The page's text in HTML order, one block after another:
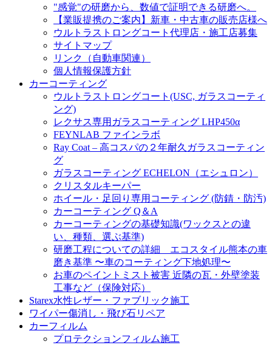
"感覚"の研磨から、数値で証明できる研磨へ。
【業販提携のご案内】新車・中古車の販売店様へ
ウルトラストロングコート代理店・施工店募集
サイトマップ
リンク（自動車関連）
個人情報保護方針
カーコーティング
ウルトラストロングコート(USC, ガラスコーティ
ング)
レクサス専用ガラスコーティング LHP450α
FEYNLAB ファインラボ
Ray Coat – 高コスパの２年耐久ガラスコーティン
グ
ガラスコーティング ECHELON（エシュロン）
クリスタルキーパー
ホイール・足回り専用コーティング (防錆・防汚)
カーコーティング Q＆A
カーコーティングの基礎知識(ワックスとの違
い、種類、選ぶ基準)
研磨工程についての詳細 エコスタイル熊本の車
磨き基準 〜車のコーティング下地処理〜
お車のペイントミスト被害 近隣の瓦・外壁塗装
工事など（保険対応）
Starex水性レザー・ファブリック施工
ワイパー傷消し・飛び石リペア
カーフィルム
プロテクションフィルム施工